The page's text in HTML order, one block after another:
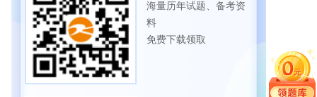
海量历年试题、备考资
料
免费下载领取